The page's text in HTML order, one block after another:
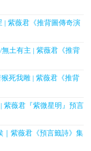
| 紫薇君《推背圖傳奇演
土有主 | 紫薇君《推背
死我雕 | 紫薇君《推背
紫薇君『紫微星明』預言
｜紫薇君《預言籤詩》集